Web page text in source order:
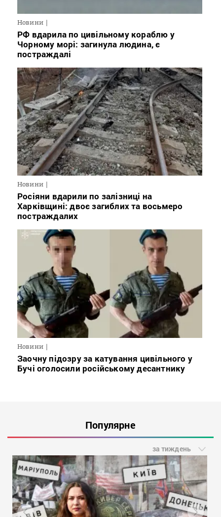
Новини
РФ вдарила по цивільному кораблю у
Чорному морі: загинула людина, є
постраждалі
Новини
Росіяни вдарили по залізниці на
Харківщині: двоє загиблих та восьмеро
постраждалих
Новини
Заочну підозру за катування цивільного у
Бучі оголосили російському десантнику
Популярне
за тиждень